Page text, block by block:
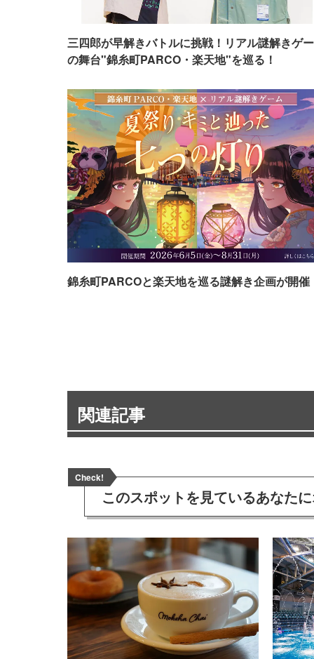
三四郎が早解きバトルに挑戦！リアル謎解きゲ
の舞台"錦糸町PARCO・楽天地"を巡る！
錦糸町PARCOと楽天地を巡る謎解き企画が開催
関連記事
Check!
このスポットを見ているあなた